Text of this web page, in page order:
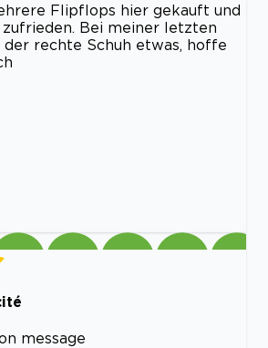
Flipflops hier gekauft und
Bei meiner letzten
rechte Schuh etwas, hoffe
message